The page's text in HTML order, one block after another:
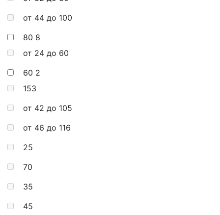
от 44 до 100
80 8
от 24 до 60
60 2
153
от 42 до 105
от 46 до 116
25
70
35
45